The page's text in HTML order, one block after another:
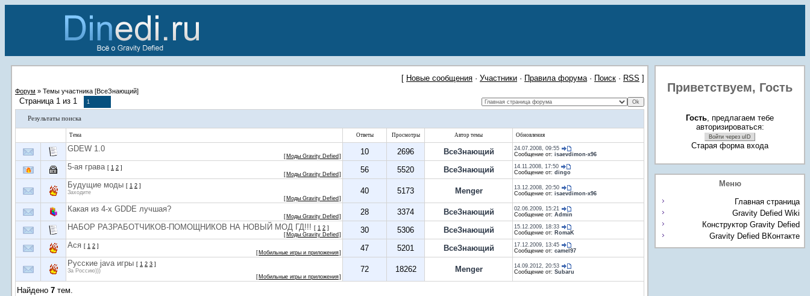
[ Новые сообщения · Участники · Правила форума· Поиск · RSS ]
Форум » Темы участника [ВсеЗнающий]
Страница 1 из 1 1
Результаты поиска
Тема Ответы Просмотры Автор темы Обновления
GDEW 1.0
[ Моды Gravity Defied ] 10 2696 ВсеЗнающий
24.07.2008, 09:55
Сообщение от: isaevdimon-x96
5-ая грава [ 1 2 ]
[ Моды Gravity Defied ] 56 5520 ВсеЗнающий
14.11.2008, 17:50
Сообщение от: dingo
Будущие моды [ 1 2 ]
Заходите
[ Моды Gravity Defied ]
40 5173 Menger
13.12.2008, 20:50
Сообщение от: isaevdimon-x96
Какая из 4-х GDDE лучшая?
[ Моды Gravity Defied ] 28 3374 ВсеЗнающий
02.06.2009, 15:21
Сообщение от: Admin
НАБОР РАЗРАБОТЧИКОВ-ПОМОЩНИКОВ НА НОВЫЙ МОД ГД!!! [ 1 2 ]
[ Моды Gravity Defied ] 30 5306 ВсеЗнающий
15.12.2009, 18:33
Сообщение от: RomaK
Ася [ 1 2 ]
[ Мобильные игры и приложения] 47 5201 ВсеЗнающий
17.12.2009, 13:45
Сообщение от: camel97
Русские java игры [ 1 2 3 ]
За Россию)))
[ Мобильные игры и приложения]
72 18262 Menger
14.09.2012, 20:53
Сообщение от: Subaru
Найдено 7 тем.
Приветствуем, Гость
Гость, предлагаем тебе
авторизироваться:
Войти через uID
Старая форма входа
Меню
Главная страница
Gravity Defied Wiki
Конструктор Gravity Defied
Gravity Defied ВКонтакте